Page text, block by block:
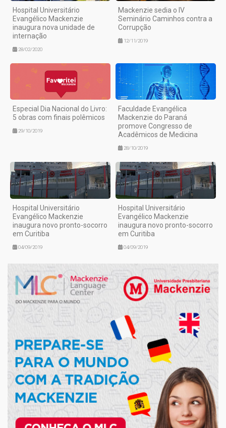
Hospital Universitário
Evangélico Mackenzie
inaugura nova unidade de
internação
28/02/2020
Mackenzie sedia o IV
Seminário Caminhos contra a
Corrupção
12/11/2019
Especial Dia Nacional do Livro:
5 obras com finais polêmicos
29/10/2019
Faculdade Evangélica
Mackenzie do Paraná
promove Congresso de
Acadêmicos de Medicina
28/10/2019
Hospital Universitário
Evangélico Mackenzie
inaugura novo pronto-socorro
em Curitiba
04/09/2019
Hospital Universitário
Evangélico Mackenzie
inaugura novo pronto-socorro
em Curitiba
04/09/2019